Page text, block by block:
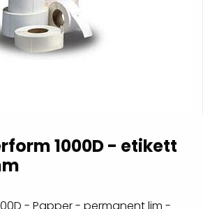
1000D - etikett
- Papper - permanent lim -